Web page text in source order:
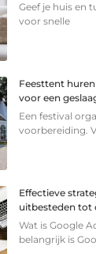
Geef je huis en
voor snelle
Feesttent
voor een
Een festival
voorbereiding.
Effectieve
uitbesteden tot
Wat is Google
belangrijk is